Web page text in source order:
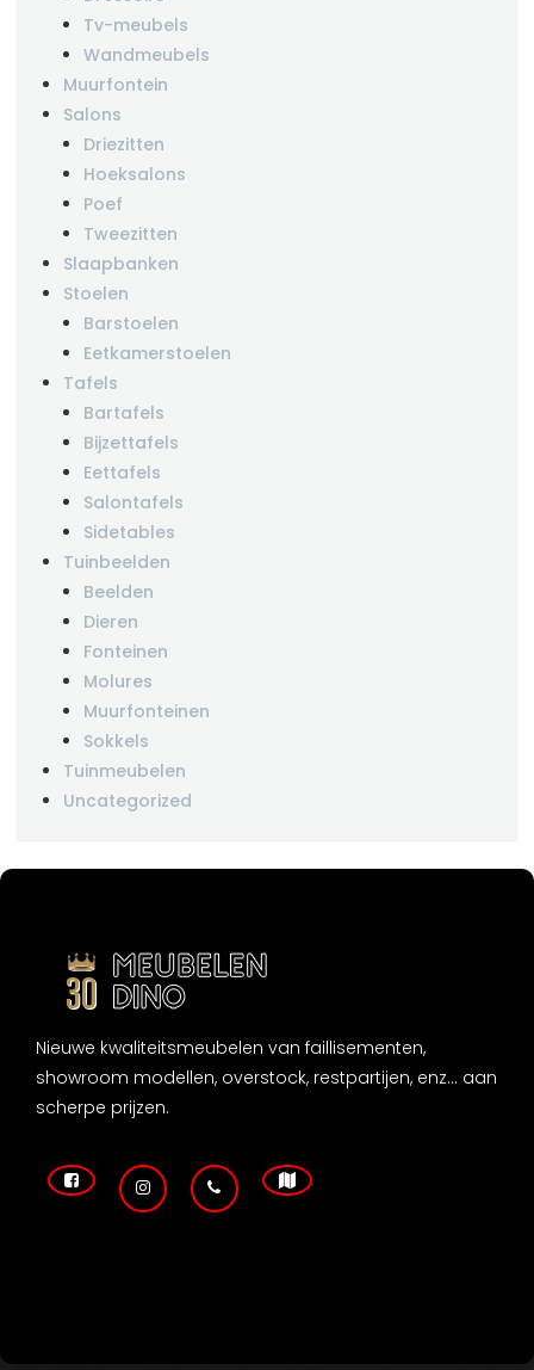
Tv-meubels
Wandmeubels
Muurfontein
Salons
Driezitten
Hoeksalons
Poef
Tweezitten
Slaapbanken
Stoelen
Barstoelen
Eetkamerstoelen
Tafels
Bartafels
Bijzettafels
Eettafels
Salontafels
Sidetables
Tuinbeelden
Beelden
Dieren
Fonteinen
Molures
Muurfonteinen
Sokkels
Tuinmeubelen
Uncategorized
Nieuwe kwaliteitsmeubelen van faillisementen,
showroom modellen, overstock, restpartijen, enz... aan
scherpe prijzen.